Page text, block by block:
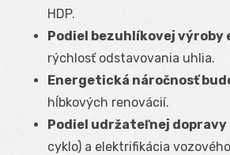
HDP.
Podiel bezuhlíkovej
rýchlosť odstavovania uhlia.
Energetická náročnosť
hĺbkových renovácií.
Podiel udržateľnej dopravy
cyklo) a elektrifikácia